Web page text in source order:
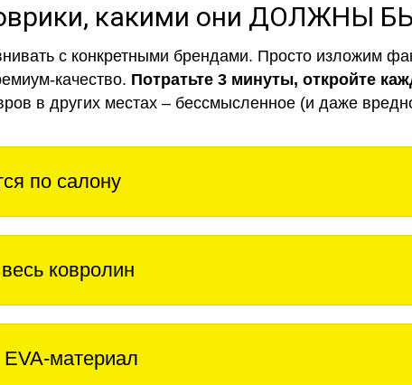
какими они ДОЛЖНЫ
с конкретными брендами. Просто изложим
качество. Потратьте 3 минуты, откройте
в других местах – бессмысленное (и даже
по салону
ковролин
EVA-материал